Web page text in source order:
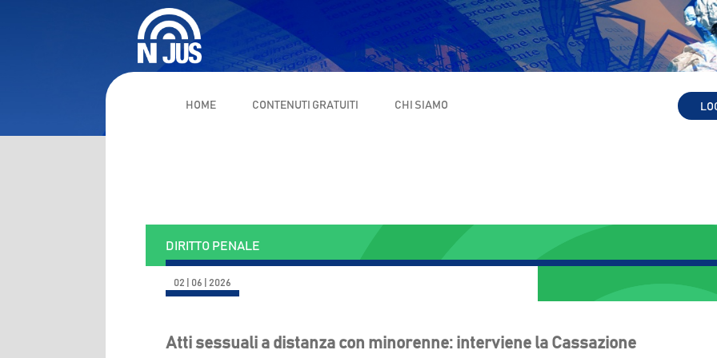
HOME CONTENUTI GRATUITI CHI SIAMO
DIRITTO PENALE
02 | 06 | 2026
Atti sessuali a distanza con minorenne: interviene la Cassazione